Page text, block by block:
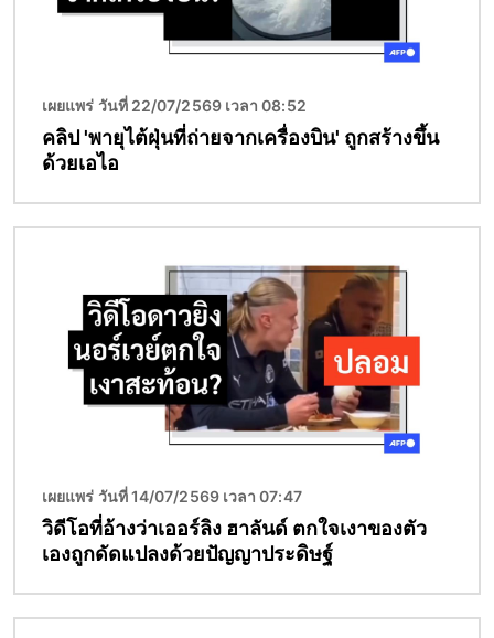
เผยแพร่ วันที่ 22/07/2569 เวลา 08:52
คลิป 'พายุไต้ฝุ่นที่ถ่ายจากเครื่องบิน' ถูกสร้างขึ้น
ด้วยเอไอ
เผยแพร่ วันที่ 14/07/2569 เวลา 07:47
วิดีโอที่อ้างว่าเออร์ลิง ฮาลันด์ ตกใจเงาของตัว
เองถูกดัดแปลงด้วยปัญญาประดิษฐ์